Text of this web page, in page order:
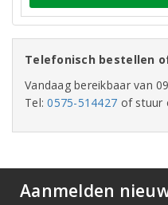
Telefonisch bestellen
Vandaag bereikbaar van
Tel:0575-514427 of stuur
Aanmelden